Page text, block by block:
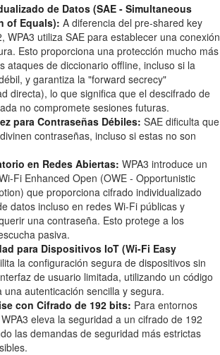
de Datos (SAE - Simultaneous
of Equals): A diferencia del pre-shared key
WPA3 utiliza SAE para establecer una conexión
Esto proporciona una protección mucho más
ataques de diccionario offline, incluso si la
y garantiza la "forward secrecy"
directa), lo que significa que el descifrado de
no compromete sesiones futuras.
para Contraseñas Débiles: SAE dificulta que
contraseñas, incluso si estas no son
en Redes Abiertas: WPA3 introduce un
Fi Enhanced Open (OWE - Opportunistic
que proporciona cifrado individualizado
datos incluso en redes Wi-Fi públicas y
una contraseña. Esto protege a los
pasiva.
para Dispositivos IoT (Wi-Fi Easy
la configuración segura de dispositivos sin
de usuario limitada, utilizando un código
una autenticación sencilla y segura.
con Cifrado de 192 bits: Para entornos
eleva la seguridad a un cifrado de 192
las demandas de seguridad más estrictas